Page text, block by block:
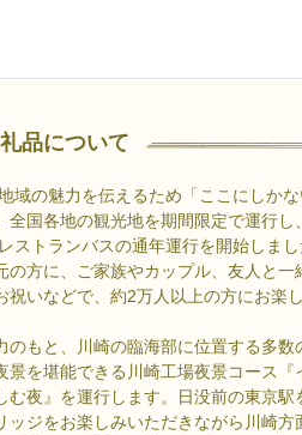
品について
域の魅力を伝えるため「ここにしかな
国各地の観光地を期間限定で運行し、
ストランバスの通年運行を開始しまし
方に、ご家族やカップル、友人と一
祝いなどで、約2万人以上の方にお楽
のもと、川崎の臨海部に位置する多数
を堪能できる川崎工場夜景コース『
む夜』を運行します。日没前の東京駅
ッジをお楽しみいただきながら川崎方